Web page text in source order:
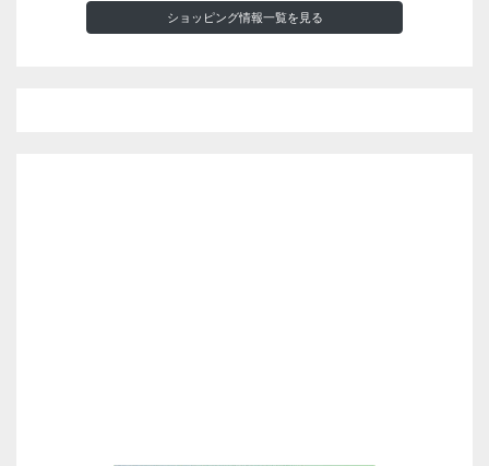
ショッピング情報一覧を見る